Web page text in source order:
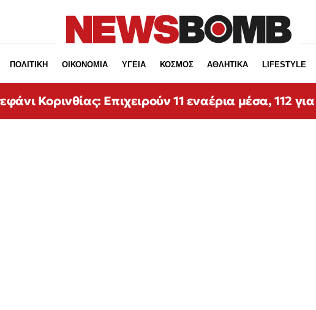
ΠΟΛΙΤΙΚΗ ΟΙΚΟΝΟΜΙΑ ΥΓΕΙΑ ΚΟΣΜΟΣ ΑΘΛΗΤΙΚΑ LIFESTYLE
Κορινθίας: Επιχειρούν 11 εναέρια μέσα, 112 για